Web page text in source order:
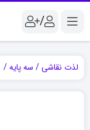
/
لذت نقاشی سه پایه